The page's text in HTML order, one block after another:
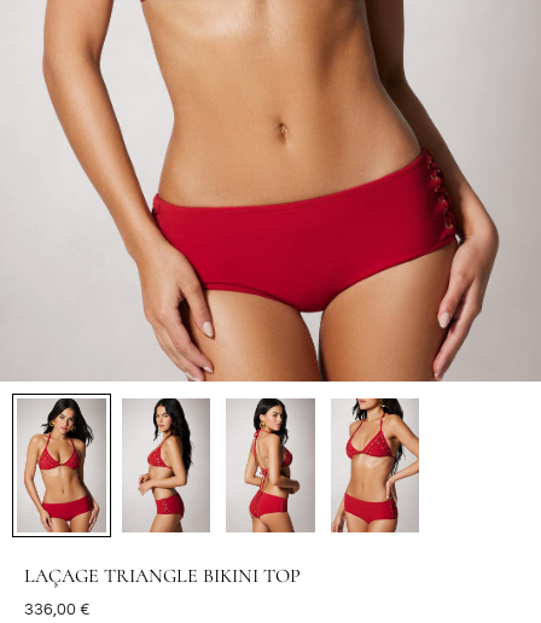
LAÇAGE TRIANGLE BIKINI TOP
Était
336,00 €